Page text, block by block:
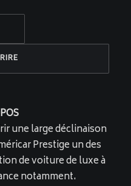
une large déclinaison
Prestige un des
de voiture de luxe à
notamment.